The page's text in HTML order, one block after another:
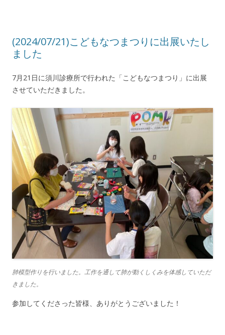
(2024/07/21)こどもなつまつりに出展いたし
ました
7月21日に須川診療所で行われた「こどもなつまつり」に出展
させていただきました。
肺模型作りを行いました。工作を通して肺が動くしくみを体感していただ
きました。
参加してくださった皆様、ありがとうございました！